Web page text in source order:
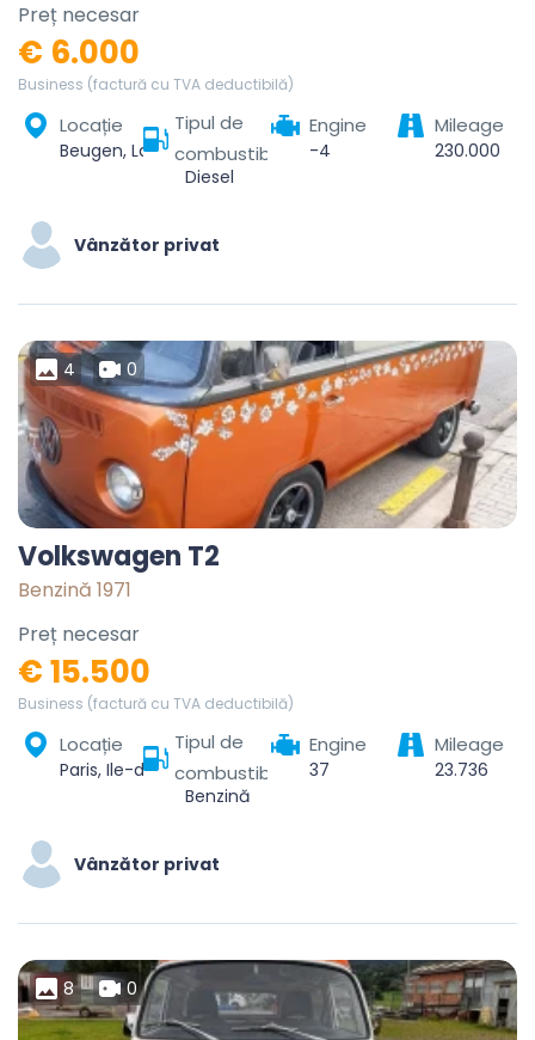
Preț necesar
€ 6.000
Business (factură cu TVA deductibilă)
Locație
Beugen, Land van Cuijk, Noord-Brabant, Nederland
Tipul de
combustibil
Diesel
Engine
-4
Mileage
230.000
Vânzător privat
4 0
Volkswagen T2
Benzină 1971
Preț necesar
€ 15.500
Business (factură cu TVA deductibilă)
Locație
Paris, Ile-de-France, Metropolitan France, France
Tipul de
combustibil
Benzină
Engine
37
Mileage
23.736
Vânzător privat
8 0